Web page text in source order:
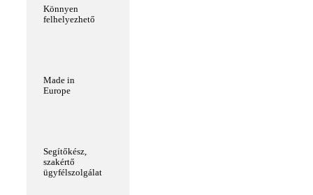
Könnyen
felhelyezhető
Made in
Europe
Segítőkész,
szakértő
ügyfélszolgálat